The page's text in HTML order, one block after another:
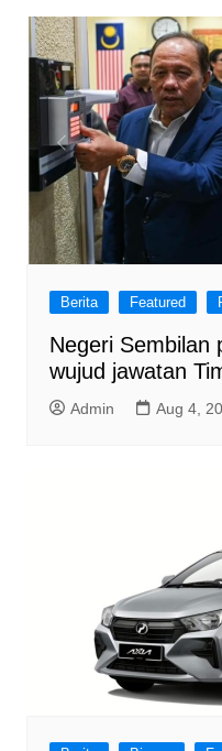
Berita Featured
Negeri Sembilan
wujud jawatan
Admin Aug 4,